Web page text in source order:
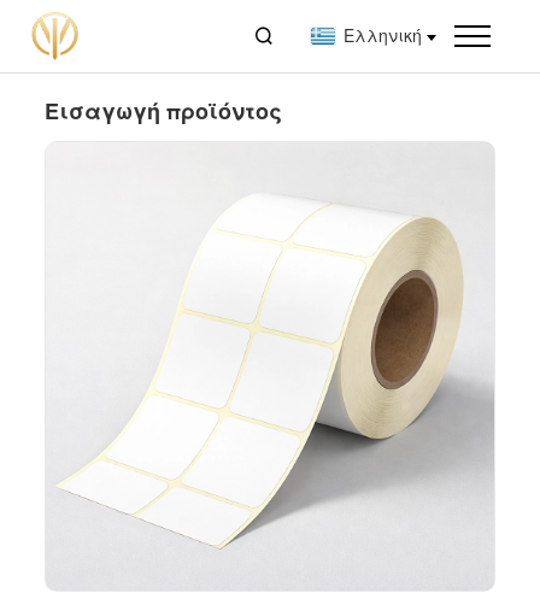
 Ελληνική
Εισαγωγή προϊόντος